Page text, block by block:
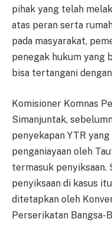
pihak yang telah
atas peran serta
pada masyarakat,
penegak hukum yang
bisa tertangani
Komisioner Komnas
Simanjuntak,
penyekapan YTR
penganiayaan oleh
termasuk penyiksaan.
penyiksaan di kasus
ditetapkan oleh
Perserikatan Bangsa-